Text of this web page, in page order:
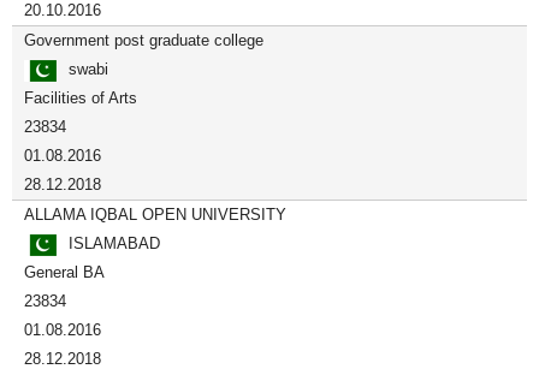
20.10.2016
Government post graduate college
swabi
Facilities of Arts
23834
01.08.2016
28.12.2018
ALLAMA IQBAL OPEN UNIVERSITY
ISLAMABAD
General BA
23834
01.08.2016
28.12.2018